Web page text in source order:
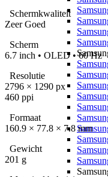
Schermkwaliteit
Zeer Goed
Scherm
6.7 inch • OLED • 60 Hz
Resolutie
2796 × 1290 px
460 ppi
Formaat
160.9 × 77.8 × 7.8mm
Gewicht
201 g